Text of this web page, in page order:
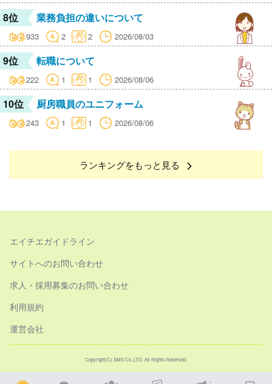
8位 業務負担の違いについて
933 2 2 2026/08/03
9位 転職について
222 1 1 2026/08/06
10位 厨房職員のユニフォーム
243 1 1 2026/08/06
ランキングをもっと見る
エイチエガイドライン
サイトへのお問い合わせ
求人・採用募集のお問い合わせ
利用規約
運営会社
Copyright(C) SMS Co.,LTD. All Rights Reserved.